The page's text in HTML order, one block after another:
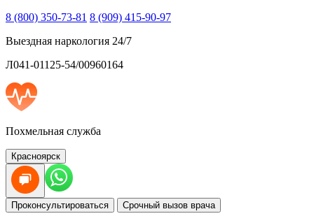
8 (800) 350-73-81 8 (909) 415-90-97
Выездная наркология 24/7
Л041-01125-54/00960164
Похмельная служба
Красноярск
Проконсультироваться Срочный вызов врача